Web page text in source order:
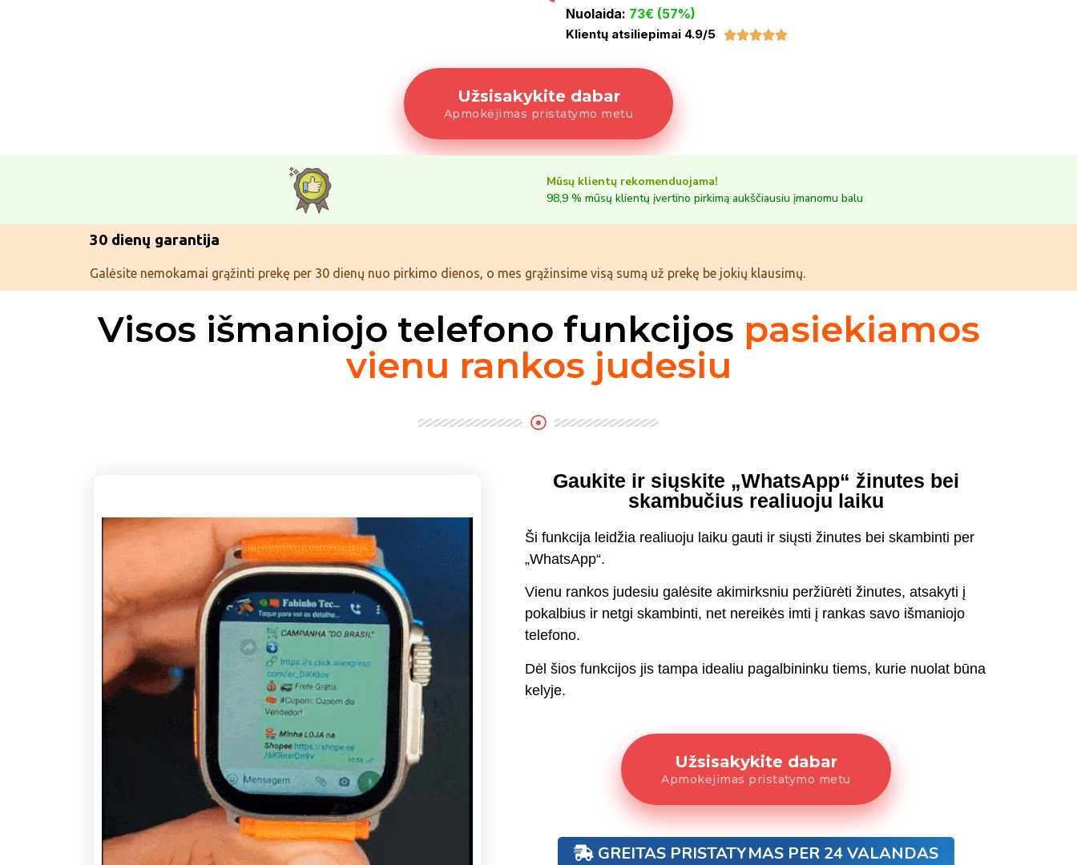
Nuolaida: 73€ (57%)
Klientų atsiliepimai 4.9/5 
Užsisakykite dabar
Apmokėjimas pristatymo metu
Mūsų klientų rekomenduojama!
98,9 % mūsų klientų įvertino pirkimą aukščiausiu įmanomu balu
30 dienų garantija
Galėsite nemokamai grąžinti prekę per 30 dienų nuo pirkimo dienos, o mes grąžinsime visą sumą už prekę be jokių klausimų.
Visos išmaniojo telefono funkcijos pasiekiamos
vienu rankos judesiu
Gaukite ir siųskite „WhatsApp“ žinutes bei
skambučius realiuoju laiku
Ši funkcija leidžia realiuoju laiku gauti ir siųsti žinutes bei skambinti per
„WhatsApp“.
Vienu rankos judesiu galėsite akimirksniu peržiūrėti žinutes, atsakyti į
pokalbius ir netgi skambinti, net nereikės imti į rankas savo išmaniojo
telefono.
Dėl šios funkcijos jis tampa idealiu pagalbininku tiems, kurie nuolat būna
kelyje.
Užsisakykite dabar
Apmokėjimas pristatymo metu
GREITAS PRISTATYMAS PER 24 VALANDAS